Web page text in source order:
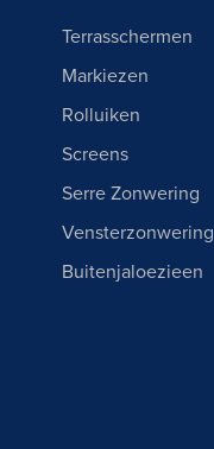
Terrasschermen
Markiezen
Rolluiken
Screens
Serre Zonwering
Vensterzonwering
Buitenjaloezieen